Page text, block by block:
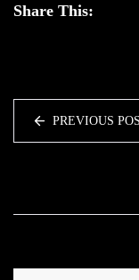
Share This:
PREVIOUS